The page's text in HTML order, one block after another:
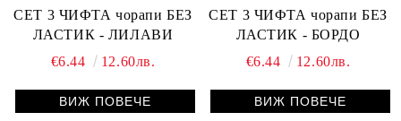
СЕТ 3 ЧИФТА чорапи БЕЗ
ЛАСТИК - ЛИЛАВИ
€6.44
12.60лв.
ВИЖ ПОВЕЧЕ
СЕТ 3 ЧИФТА чорапи БЕЗ
ЛАСТИК - БОРДО
€6.44
12.60лв.
ВИЖ ПОВЕЧЕ